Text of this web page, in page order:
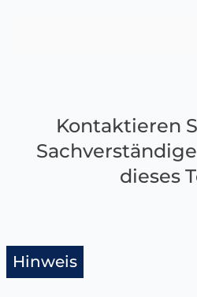
Kontaktieren
dieses
Hinweis